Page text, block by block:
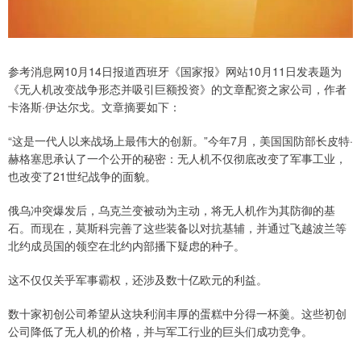
参考消息网10月14日报道西班牙《国家报》网站10月11日发表题为
《无人机改变战争形态并吸引巨额投资》的文章配资之家公司，作者
卡洛斯·伊达尔戈。文章摘要如下：
“这是一代人以来战场上最伟大的创新。”今年7月，美国国防部长皮特·
赫格塞思承认了一个公开的秘密：无人机不仅彻底改变了军事工业，
也改变了21世纪战争的面貌。
俄乌冲突爆发后，乌克兰变被动为主动，将无人机作为其防御的基
石。而现在，莫斯科完善了这些装备以对抗基辅，并通过飞越波兰等
北约成员国的领空在北约内部播下疑虑的种子。
这不仅仅关乎军事霸权，还涉及数十亿欧元的利益。
数十家初创公司希望从这块利润丰厚的蛋糕中分得一杯羹。这些初创
公司降低了无人机的价格，并与军工行业的巨头们成功竞争。